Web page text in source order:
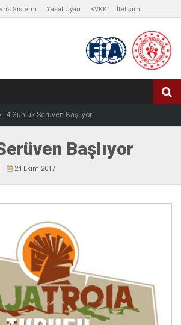
Sistemi Yasal Uyarı KVKK İletişim
4 Günlük Serüven Başlıyor
Başlıyor
24 Ekim 2017